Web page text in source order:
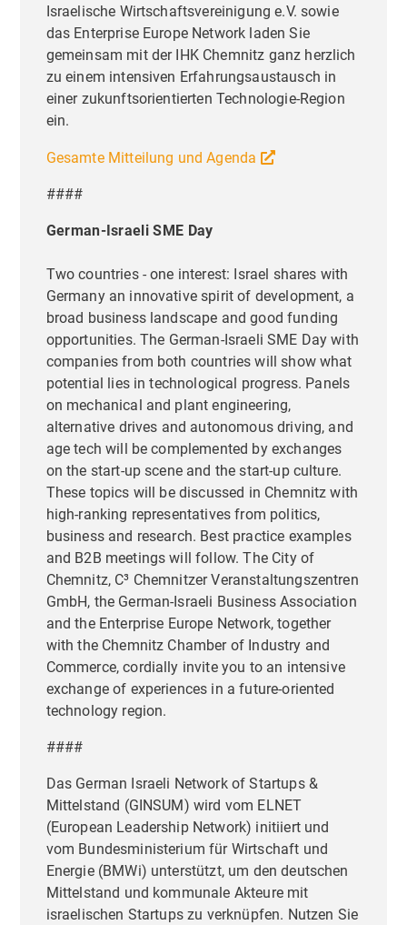
Israelische Wirtschaftsvereinigung e.V. sowie
das Enterprise Europe Network laden Sie
gemeinsam mit der IHK Chemnitz ganz herzlich
zu einem intensiven Erfahrungsaustausch in
einer zukunftsorientierten Technologie-Region
ein.
Gesamte Mitteilung und Agenda
####
German-Israeli SME Day
Two countries - one interest: Israel shares with
Germany an innovative spirit of development, a
broad business landscape and good funding
opportunities. The German-Israeli SME Day with
companies from both countries will show what
potential lies in technological progress. Panels
on mechanical and plant engineering,
alternative drives and autonomous driving, and
age tech will be complemented by exchanges
on the start-up scene and the start-up culture.
These topics will be discussed in Chemnitz with
high-ranking representatives from politics,
business and research. Best practice examples
and B2B meetings will follow. The City of
Chemnitz, C³ Chemnitzer Veranstaltungszentren
GmbH, the German-Israeli Business Association
and the Enterprise Europe Network, together
with the Chemnitz Chamber of Industry and
Commerce, cordially invite you to an intensive
exchange of experiences in a future-oriented
technology region.
####
Das German Israeli Network of Startups &
Mittelstand (GINSUM) wird vom ELNET
(European Leadership Network) initiiert und
vom Bundesministerium für Wirtschaft und
Energie (BMWi) unterstützt, um den deutschen
Mittelstand und kommunale Akteure mit
israelischen Startups zu verknüpfen. Nutzen Sie
Liebe Besucher,
Diese Seite nutzt Website Tracking-
Technologien von Dritten, um ihre
Dienste anzubieten, stetig zu verbessern
und Werbung entsprechend der
Interessen der Nutzer anzuzeigen. Ich bin
damit einverstanden und kann meine
Einwilligung jederzeit mit Wirkung für die
Zukunft widerrufen oder ändern.